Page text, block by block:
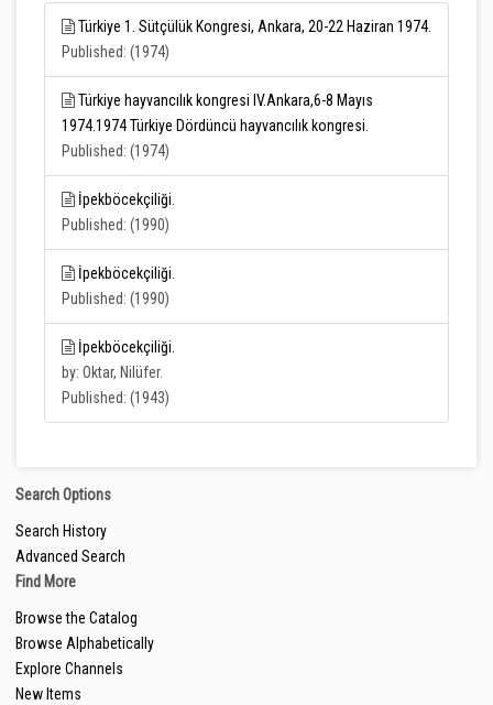
Türkiye 1. Sütçülük Kongresi, Ankara, 20-22 Haziran 1974.
Published: (1974)
Türkiye hayvancılık kongresi IV.Ankara,6-8 Mayıs
1974.1974 Türkiye Dördüncü hayvancılık kongresi.
Published: (1974)
İpekböcekçiliği.
Published: (1990)
İpekböcekçiliği.
Published: (1990)
İpekböcekçiliği.
by: Oktar, Nilüfer.
Published: (1943)
Search Options
Search History
Advanced Search
Find More
Browse the Catalog
Browse Alphabetically
Explore Channels
New Items